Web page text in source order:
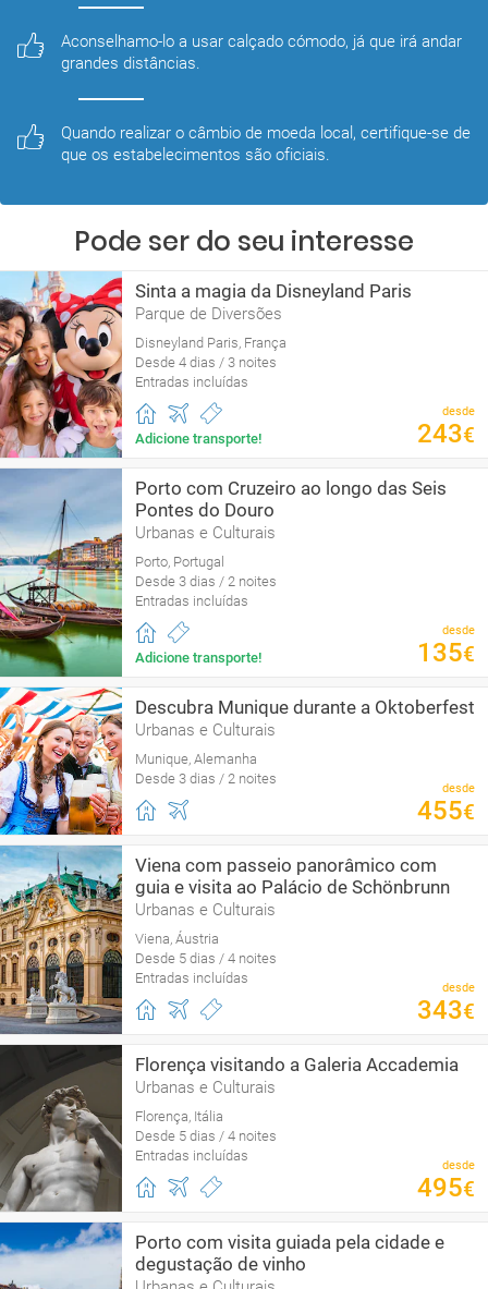
Aconselhamo-lo a usar calçado cómodo, já que irá andar
grandes distâncias.
Quando realizar o câmbio de moeda local, certifique-se de
que os estabelecimentos são oficiais.
Pode ser do seu interesse
Sinta a magia da Disneyland Paris
Parque de Diversões
Disneyland Paris, França
Desde 4 dias / 3 noites
Entradas incluídas
Adicione transporte!
desde
243€
Porto com Cruzeiro ao longo das Seis
Pontes do Douro
Urbanas e Culturais
Porto, Portugal
Desde 3 dias / 2 noites
Entradas incluídas
Adicione transporte!
desde
135€
Descubra Munique durante a Oktoberfest
Urbanas e Culturais
Munique, Alemanha
Desde 3 dias / 2 noites
desde
455€
Viena com passeio panorâmico com
guia e visita ao Palácio de Schönbrunn
Urbanas e Culturais
Viena, Áustria
Desde 5 dias / 4 noites
Entradas incluídas
desde
343€
Florença visitando a Galeria Accademia
Urbanas e Culturais
Florença, Itália
Desde 5 dias / 4 noites
Entradas incluídas
desde
495€
Porto com visita guiada pela cidade e
degustação de vinho